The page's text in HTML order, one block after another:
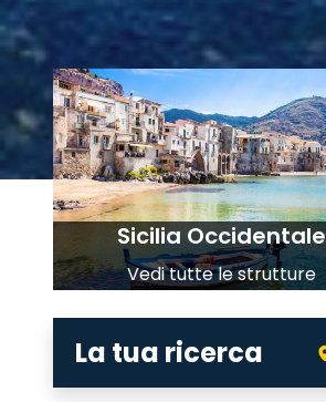
Sicilia Occidentale
Vedi tutte le strutture
La tua ricerca